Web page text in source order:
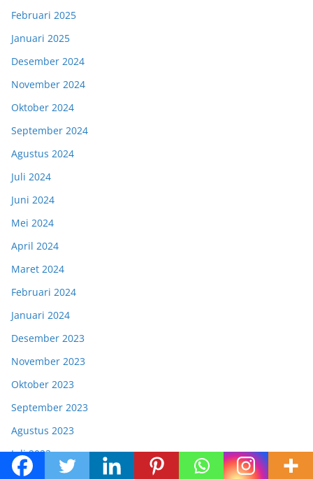
Februari 2025
Januari 2025
Desember 2024
November 2024
Oktober 2024
September 2024
Agustus 2024
Juli 2024
Juni 2024
Mei 2024
April 2024
Maret 2024
Februari 2024
Januari 2024
Desember 2023
November 2023
Oktober 2023
September 2023
Agustus 2023
Juli 2023